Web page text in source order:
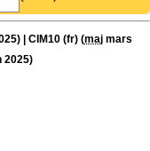
| CIM10 (fr) (maj mars
2025)